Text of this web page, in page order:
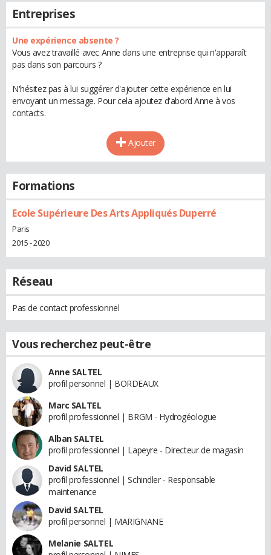
Entreprises
Une expérience absente ?
Vous avez travaillé avec Anne dans une entreprise qui n'apparaît
pas dans son parcours ?
N'hésitez pas à lui suggérer d'ajouter cette expérience en lui
envoyant un message. Pour cela ajoutez d'abord Anne à vos
contacts.
Ajouter
Formations
Ecole Supérieure Des Arts Appliqués Duperré
Paris
2015 - 2020
Réseau
Pas de contact professionnel
Vous recherchez peut-être
Anne SALTEL
profil personnel | BORDEAUX
Marc SALTEL
profil professionnel | BRGM - Hydrogéologue
Alban SALTEL
profil professionnel | Lapeyre - Directeur de magasin
David SALTEL
profil professionnel | Schindler - Responsable
maintenance
David SALTEL
profil personnel | MARIGNANE
Melanie SALTEL